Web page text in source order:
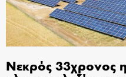
Νεκρός 33χρονος